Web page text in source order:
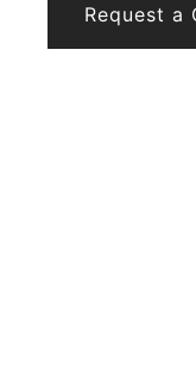
Request a